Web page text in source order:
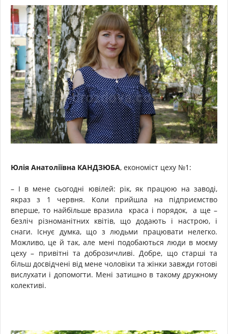
Юлія Анатоліївна КАНДЗЮБА, економіст цеху №1:
– І в мене сьогодні ювілей: рік, як працюю на заводі,
якраз з 1 червня. Коли прийшла на підприємство
вперше, то найбільше вразила краса і порядок, а ще –
безліч різноманітних квітів, що додають і настрою, і
снаги. Існує думка, що з людьми працювати нелегко.
Можливо, це й так, але мені подобаються люди в моєму
цеху – привітні та доброзичливі. Добре, що старші та
більш досвідчені від мене чоловіки та жінки завжди готові
вислухати і допомогти. Мені затишно в такому дружному
колективі.